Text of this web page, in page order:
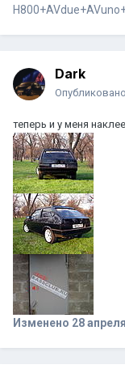
Dark
Опубликовано
теперь и у меня
Изменено 28